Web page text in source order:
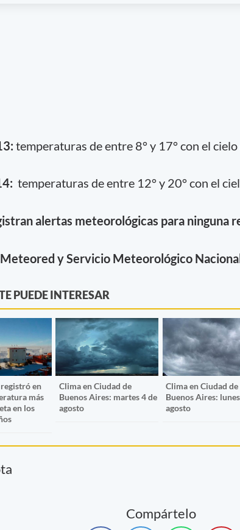
temperaturas de entre 8° y 17° con el cielo
temperaturas de entre 12° y 20° con el
alertas meteorológicas para ninguna
y Servicio Meteorológico
PUEDE INTERESAR
en
más
en los
Clima en Ciudad de
Buenos Aires: martes 4 de
agosto
Clima en Ciudad de
Buenos Aires:
agosto
Compártelo